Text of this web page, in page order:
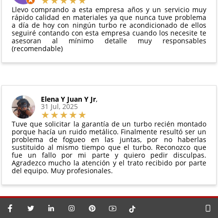
para más información.
Debe devolverse en su
perfectas condiciones
Llevo comprando a esta empresa años y un servicio muy
rápido calidad en materiales ya que nunca tuve problema
a día de hoy con ningún turbo re acondicionado de ellos
seguiré contando con esta empresa cuando los necesite te
asesoran al mínimo detalle muy responsables
(recomendable)
Elena Y Juan Y Jr,
31 Jul, 2025
Tuve que solicitar la garantía de un turbo recién montado
porque hacía un ruido metálico. Finalmente resultó ser un
problema de fogueo en las juntas, por no haberlas
sustituido al mismo tiempo que el turbo. Reconozco que
fue un fallo por mi parte y quiero pedir disculpas.
Agradezco mucho la atención y el trato recibido por parte
del equipo. Muy profesionales.